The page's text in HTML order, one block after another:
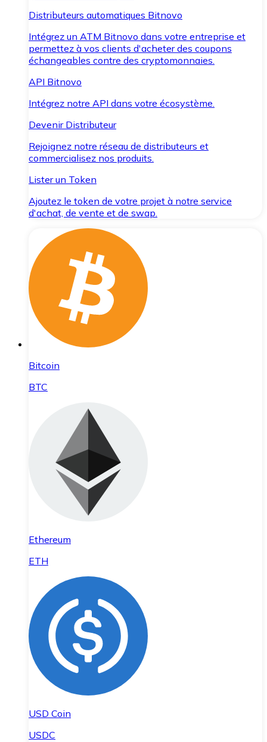
Distributeurs automatiques Bitnovo
Intégrez un ATM Bitnovo dans votre entreprise et
permettez à vos clients d'acheter des coupons
échangeables contre des cryptomonnaies.
API Bitnovo
Intégrez notre API dans votre écosystème.
Devenir Distributeur
Rejoignez notre réseau de distributeurs et
commercialisez nos produits.
Lister un Token
Ajoutez le token de votre projet à notre service
d'achat, de vente et de swap.
Bitcoin
BTC
Ethereum
ETH
USD Coin
USDC